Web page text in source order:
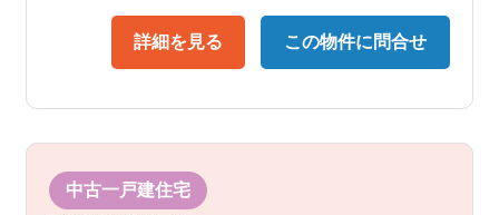
詳細を見る この物件に問合せ
中古一戸建住宅